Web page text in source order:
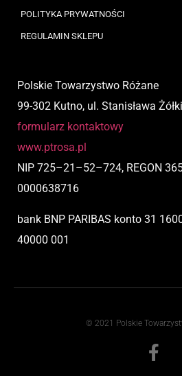
POLITYKA PRYWATNOŚCI
REGULAMIN SKLEPU
Polskie Towarzystwo Różane
99-302 Kutno, ul. Stanisława
formularz kontaktowy
www.ptrosa.pl
NIP 725–21 –52–724, REGON
0000638716
bank BNP PARIBAS konto 31
40000 001
© 2021 Polskie